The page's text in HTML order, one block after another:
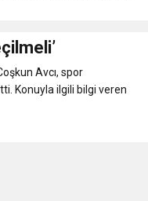
Avcı, spor
Konuyla ilgili bilgi veren